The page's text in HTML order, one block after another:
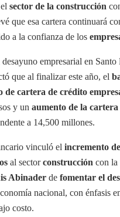
el sector de la construcción
que esa cartera continuará
a la confianza de los
empresarial en
que al finalizar este año, el
de cartera de crédito
y un aumento de la cartera
a 14,500 millones.
vinculó el incremento
al sectorconstrucción con la
Abinader de fomentar el
nacional, con énfasis
costo.